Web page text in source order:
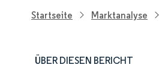
Startseite Marktanalyse
ÜBER DIESEN BERICHT